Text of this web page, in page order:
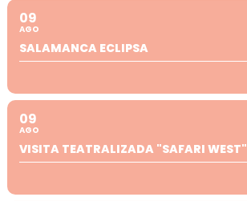
09
AGO
SALAMANCA ECLIPSA
09
AGO
VISITA TEATRALIZADA "SAFARI WEST"